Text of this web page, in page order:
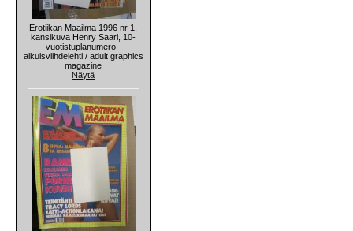
Erotiikan Maailma 1996 nr 1,
kansikuva Henry Saari, 10-
vuotistuplanumero -
aikuisviihdelehti / adult graphics
magazine
Näytä